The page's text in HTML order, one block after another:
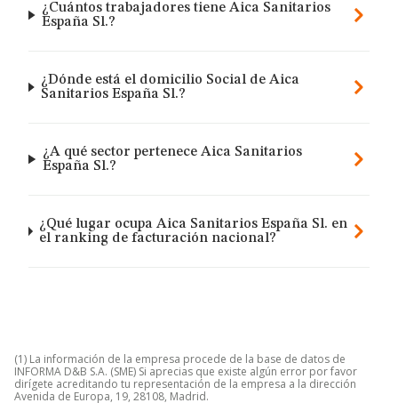
¿Cuántos trabajadores tiene Aica Sanitarios
España Sl.?
¿Dónde está el domicilio Social de Aica
Sanitarios España Sl.?
¿A qué sector pertenece Aica Sanitarios
España Sl.?
¿Qué lugar ocupa Aica Sanitarios España Sl. en
el ranking de facturación nacional?
(1) La información de la empresa procede de la base de datos de
INFORMA D&B S.A. (SME) Si aprecias que existe algún error por favor
dirígete acreditando tu representación de la empresa a la dirección
Avenida de Europa, 19, 28108, Madrid.